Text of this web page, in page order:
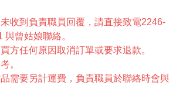
收到負責職員回覆，請直接致電2246-
與曾姑娘聯絡。
方任何原因取消訂單或要求退款。
。
需要另計運費，負責職員於聯絡時會與